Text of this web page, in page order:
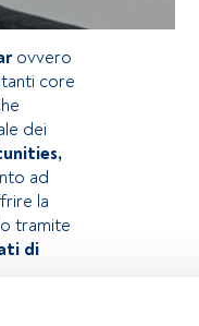
ovvero
core
dei
ad
la
tramite
di